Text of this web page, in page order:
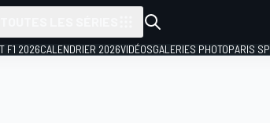
F1 2026CALENDRIER 2026VIDÉOSGALERIES PHOTOPARIS